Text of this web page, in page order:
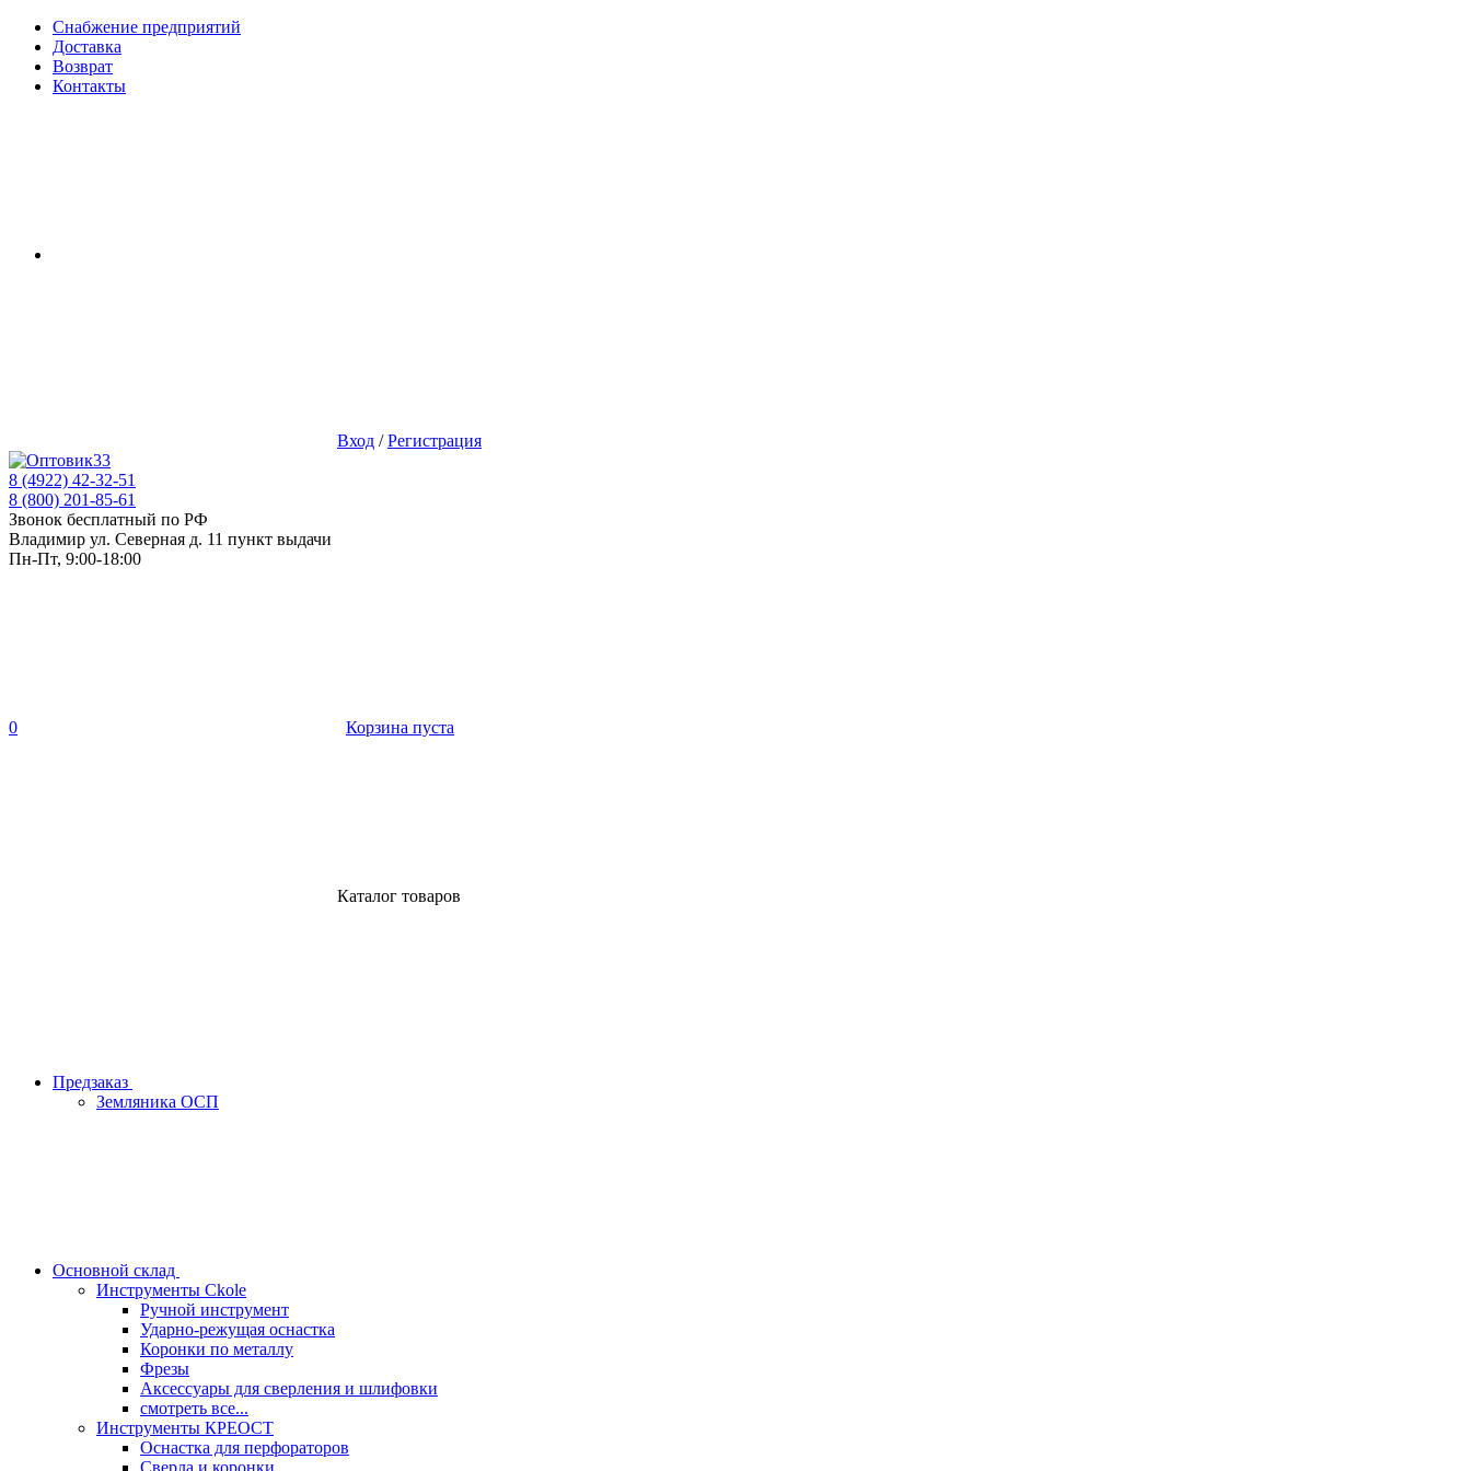
Снабжение предприятий
Доставка
Возврат
Контакты
Вход /Регистрация
8 (4922) 42-32-51
8 (800) 201-85-61
Звонок бесплатный по РФ
Владимир ул. Северная д. 11 пункт выдачи
Пн-Пт, 9:00-18:00
0 Корзина пуста
Каталог товаров
Предзаказ
Земляника ОСП
Основной склад
Инструменты Ckole
Ручной инструмент
Ударно‑режущая оснастка
Коронки по металлу
Фрезы
Аксессуары для сверления и шлифовки
смотреть все...
Инструменты КРЕОСТ
Оснастка для перфораторов
Сверла и коронки